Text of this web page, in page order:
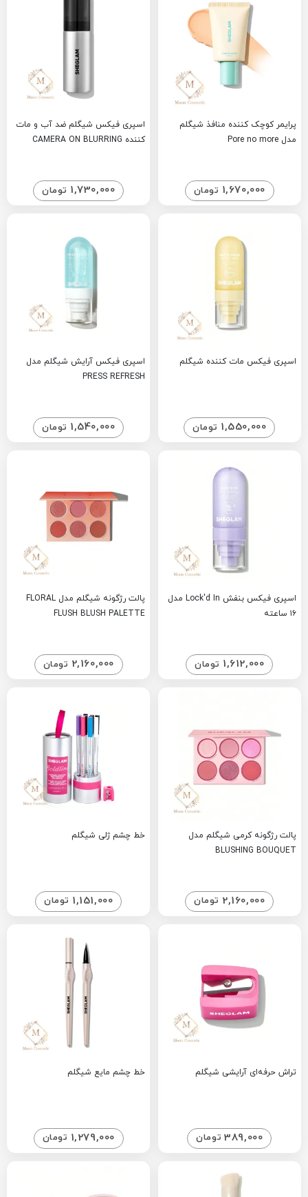
پرایمر کوچک کننده منافذ شیگلم
مدل Pore no more
1,670,000 تومان
اسپری فیکس شیگلم ضد آب و مات
کننده CAMERA ON BLURRING
1,730,000 تومان
اسپری فیکس مات کننده شیگلم
1,550,000 تومان
اسپری فیکس آرایش شیگلم مدل
PRESS REFRESH
1,540,000 تومان
اسپری فیکس بنفش Lock'd In مدل
۱۶ ساعته
1,612,000 تومان
پالت رژگونه شیگلم مدل FLORAL
FLUSH BLUSH PALETTE
2,160,000 تومان
پالت رژگونه کرمی شیگلم مدل
BLUSHING BOUQUET
2,160,000 تومان
خط چشم ژلی شیگلم
1,151,000 تومان
تراش حرفه‌ای آرایشی شیگلم
389,000 تومان
خط چشم مایع شیگلم
1,279,000 تومان